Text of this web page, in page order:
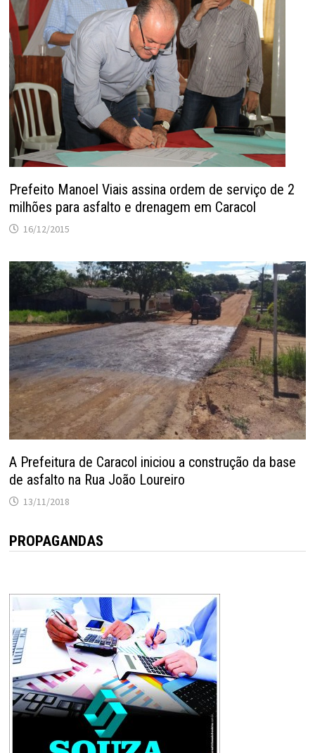
Prefeito Manoel Viais assina ordem de serviço de 2
milhões para asfalto e drenagem em Caracol
16/12/2015
A Prefeitura de Caracol iniciou a construção da base
de asfalto na Rua João Loureiro
13/11/2018
PROPAGANDAS